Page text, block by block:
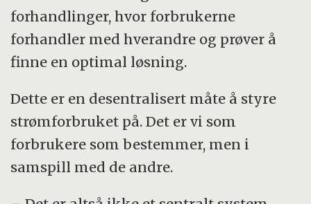
forhandlinger, hvor forbrukerne
forhandler med hverandre og prøver å
finne en optimal løsning.
Dette er en desentralisert måte å styre
strømforbruket på. Det er vi som
forbrukere som bestemmer, men i
samspill med de andre.